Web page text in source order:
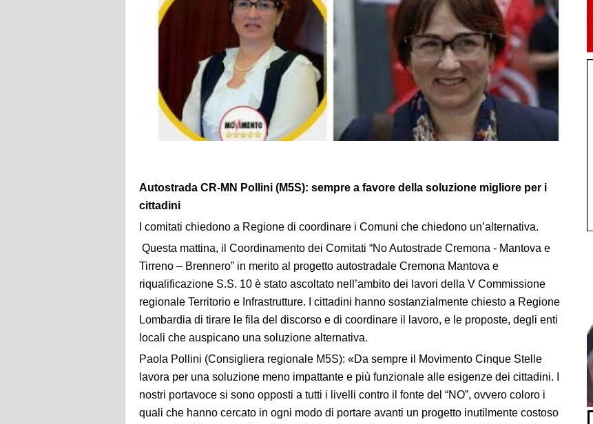
Autostrada CR-MN Pollini (M5S): sempre a favore della soluzione migliore per i
cittadini
I comitati chiedono a Regione di coordinare i Comuni che chiedono un’alternativa.
Questa mattina, il Coordinamento dei Comitati “No Autostrade Cremona - Mantova e
Tirreno – Brennero” in merito al progetto autostradale Cremona Mantova e
riqualificazione S.S. 10 è stato ascoltato nell’ambito dei lavori della V Commissione
regionale Territorio e Infrastrutture. I cittadini hanno sostanzialmente chiesto a Regione
Lombardia di tirare le fila del discorso e di coordinare il lavoro, e le proposte, degli enti
locali che auspicano una soluzione alternativa.
Paola Pollini (Consigliera regionale M5S): «Da sempre il Movimento Cinque Stelle
lavora per una soluzione meno impattante e più funzionale alle esigenze dei cittadini. I
nostri portavoce si sono opposti a tutti i livelli contro il fonte del “NO”, ovvero coloro i
quali che hanno cercato in ogni modo di portare avanti un progetto inutilmente costoso